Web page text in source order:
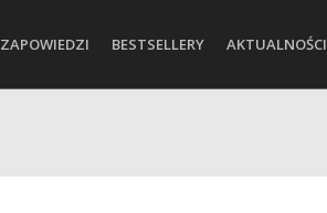
ZAPOWIEDZI BESTSELLERY AKTUALNOŚCI